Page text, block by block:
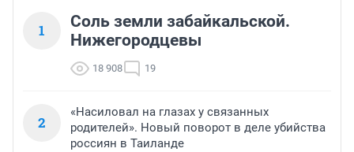
1
Соль земли забайкальской.
Нижегородцевы
18 908 19
2
«Насиловал на глазах у связанных
родителей». Новый поворот в деле убийства
россиян в Таиланде